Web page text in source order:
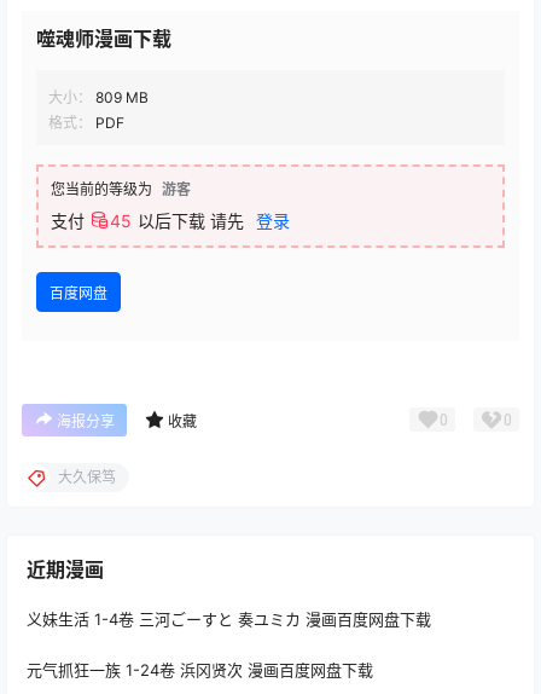
噬魂师漫画下载
大小：
809 MB
格式：
PDF
您当前的等级为 游客
支付 45 以后下载 请先 登录
百度网盘
海报分享 收藏 0 0
大久保笃
近期漫画
义妹生活 1-4卷 三河ごーすと 奏ユミカ 漫画百度网盘下载
元气抓狂一族 1-24卷 浜冈贤次 漫画百度网盘下载